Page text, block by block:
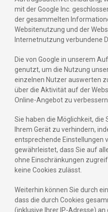
mit der Google Inc.
der gesammelten
Websitenutzung und der
Internetnutzung verbundene
Die von Google in unserem
genutzt, um die Nutzung
einzelnen Nutzer auswerten
über die Aktivität auf der
Online-Angebot zu verbessern.
Sie haben die Möglichkeit, die
Ihrem Gerät zu verhindern,
entsprechende Einstellungen
gewährleistet, dass Sie auf
ohne Einschränkungen
keine Cookies zulässt.
Weiterhin können Sie durch
dass die durch Cookies
(inklusive Ihrer IP-Adresse) an